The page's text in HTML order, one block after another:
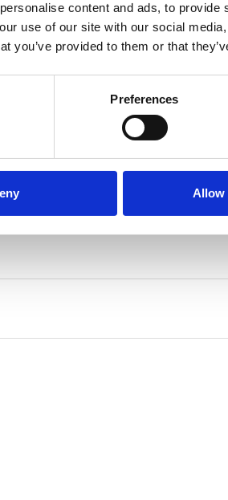
content and ads, to
use of our site with our social
you’ve provided to them or that
Preferences
Allow